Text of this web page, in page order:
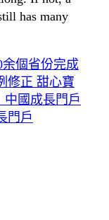
has many
余個省份完成
修正 甜心寶
中國成長門戶
門戶